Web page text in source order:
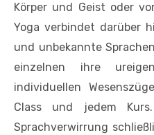
Körper und Geist oder
Yoga verbindet darüber
und unbekannte
einzelnen ihre
individuellen
Class und jedem
Sprachverwirrung